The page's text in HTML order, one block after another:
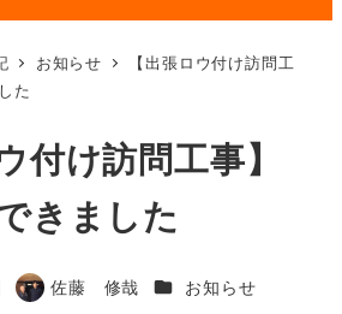
お知らせ
【出張ロウ付け訪問工
た
付け訪問工事】
きました
著
佐藤 修哉 カテゴリー
お知らせ